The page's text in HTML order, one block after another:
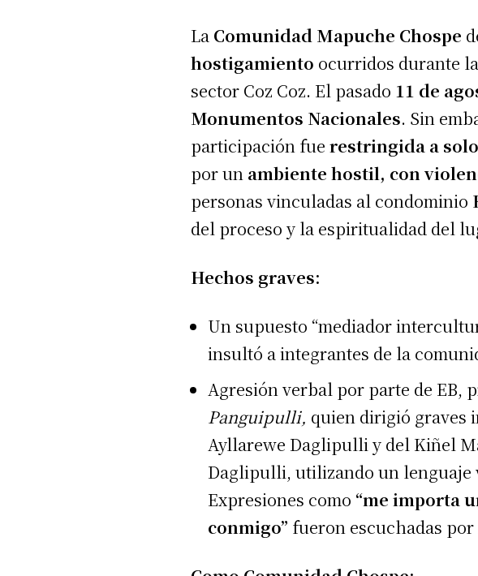
La Comunidad Mapuche Chospe
hostigamiento ocurridos durante
sector Coz Coz. El pasado 11 de
Monumentos Nacionales. Sin
participación fuerestringida a
por un ambiente hostil, con
personas vinculadas al condominio
del proceso y la espiritualidad del
Hechos graves:
Un supuesto “mediador
insultó a integrantes de la
Agresión verbal por parte de EB,
Panguipulli, quien dirigió
Ayllarewe Daglipulli y del Kiñel
Daglipulli, utilizando un lenguaje
Expresiones como “me importa
conmigo” fueron escuchadas